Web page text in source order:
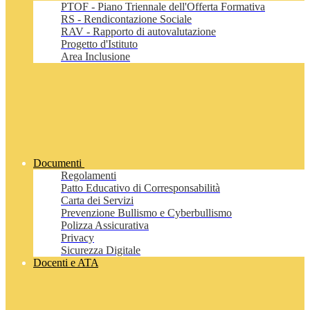
PTOF - Piano Triennale dell'Offerta Formativa
RS - Rendicontazione Sociale
RAV - Rapporto di autovalutazione
Progetto d'Istituto
Area Inclusione
Documenti
Regolamenti
Patto Educativo di Corresponsabilità
Carta dei Servizi
Prevenzione Bullismo e Cyberbullismo
Polizza Assicurativa
Privacy
Sicurezza Digitale
Docenti e ATA